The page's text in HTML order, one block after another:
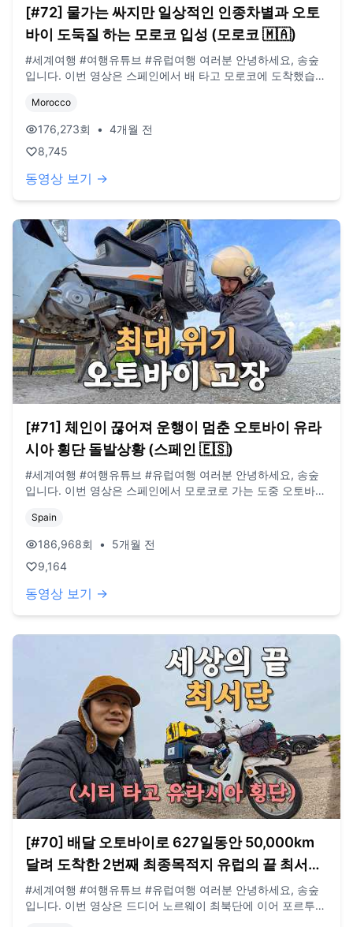
[#72] 물가는 싸지만 일상적인 인종차별과 오토
바이 도둑질 하는 모로코 입성 (모로코 🇲🇦)
#세계여행 #여행유튜브 #유럽여행 여러분 안녕하세요, 송숲
입니다. 이번 영상은 스페인에서 배 타고 모로코에 도착했습니
같습니다. 오늘도 영상 봐주셔서 감사드리고, 오늘도 행복한
하루 보내시길 바랍니다. 오늘도 사랑합니다. 비즈니스 이메
일: biz@companyboat.com 개인 이메일:
dlstjr8585@naver.com 인스타그램: song_forest 카메라:
Morocco
176,273회 • 4개월 전
8,745
동영상 보기 →
[#71] 체인이 끊어져 운행이 멈춘 오토바이 유라
시아 횡단 돌발상황 (스페인 🇪🇸)
#세계여행 #여행유튜브 #유럽여행 여러분 안녕하세요, 송숲
입니다. 이번 영상은 스페인에서 모로코로 가는 도중 오토바이
오늘도 행복한 하루 보내시길 바랍니다. 오늘도 사랑합니다.
비즈니스 이메일: biz@companyboat.com 개인 이메일:
dlstjr8585@naver.com 인스타그램: song_forest 카메라:
GoPro12 black, Iphone 13 드론: DJI Mini Pro3
Spain
186,968회 •
5개월 전
9,164
동영상 보기 →
[#70] 배달 오토바이로 627일동안 50,000km
달려 도착한 2번째 최종목적지 유럽의 끝 최서단
(포르투갈 🇵🇹)
#세계여행 #여행유튜브 #유럽여행 여러분 안녕하세요, 송숲
입니다. 이번 영상은 드디어 노르웨이 최북단에 이어 포르투갈